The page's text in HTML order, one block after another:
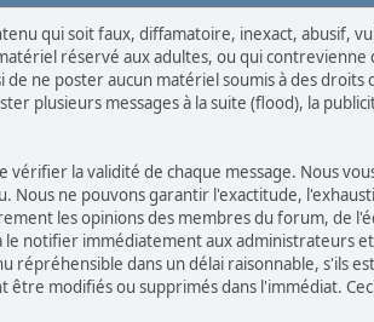
qui soit faux, diffamatoire, inexact, abusif,
réservé aux adultes, ou qui
de ne poster aucun matériel soumis à des
plusieurs messages à la suite (flood), la
la validité de chaque message. Nous
Nous ne pouvons garantir l'exactitude,
les opinions des membres du forum, de
notifier immédiatement aux administrateurs
dans un délai raisonnable, s'ils
modifiés ou supprimés dans l'immédiat.